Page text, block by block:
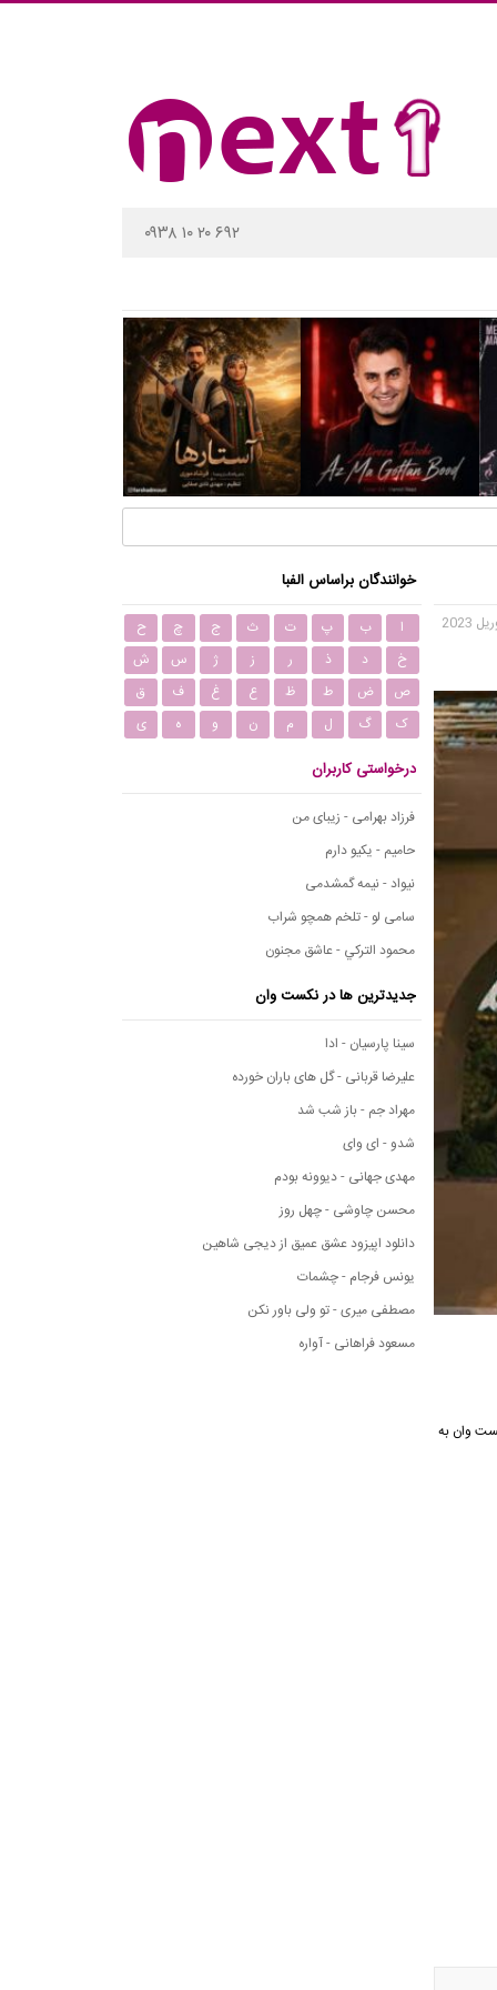
۰۹۳۸ ۱۰ ۲۰ ۶۹۲
نکست وان به
خوانندگان براساس الفبا
ا ب پ ت ث ج چ
ح
خ
د ذ ر ز ژ س
ش
ص
ض ط ظ ع غ ف
ق
ک
گ ل م ن و ه ی
درخواستی کاربران
فرزاد بهرامی - زیبای من
حامیم - یکیو دارم
نیواد - نیمه گمشدمی
سامی لو - تلخم همچو شراب
محمود التركي - عاشق مجنون
جدیدترین ها در نکست وان
سینا پارسیان - ادا
علیرضا قربانی - گل های باران خورده
مهراد جم - باز شب شد
شدو - ای وای
مهدی جهانی - دیوونه بودم
محسن چاوشی - چهل روز
دانلود اپیزود عشق عمیق از دیجی شاهین
یونس فرجام - چشمات
مصطفی میری - تو ولی باور نکن
مسعود فراهانی - آواره